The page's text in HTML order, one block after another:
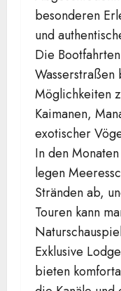
besonderen
und
Die
Möglichkeiten
Kaimanen,
exotischer
In den
legen
Stränden ab,
Touren kann
Exklusive
bieten